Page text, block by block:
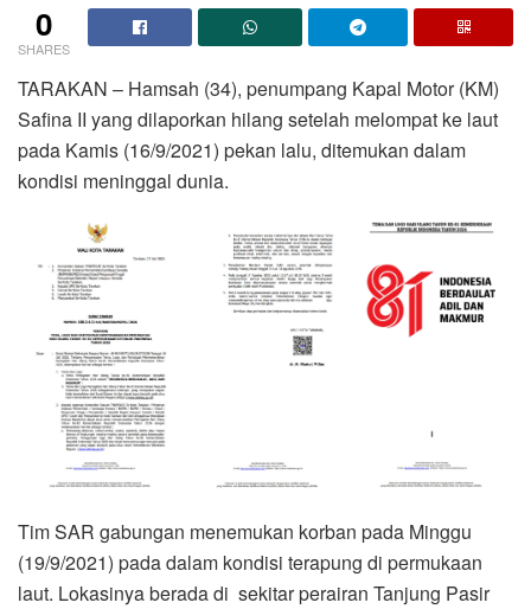
0
SHARES
TARAKAN – Hamsah (34), penumpang Kapal Motor (KM)
Safina II yang dilaporkan hilang setelah melompat ke laut
pada Kamis (16/9/2021) pekan lalu, ditemukan dalam
kondisi meninggal dunia.
Tim SAR gabungan menemukan korban pada Minggu
(19/9/2021) pada dalam kondisi terapung di permukaan
laut. Lokasinya berada di sekitar perairan Tanjung Pasir